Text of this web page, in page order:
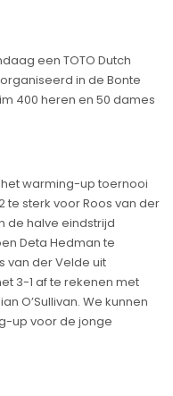
een TOTO Dutch
in de Bonte
400 heren en 50 dames
warming-up toernooi
te sterk voor Roos van der
de halve eindstrijd
Deta Hedman te
van der Velde uit
3-1 af te rekenen met
O’Sullivan. We kunnen
up voor de jonge